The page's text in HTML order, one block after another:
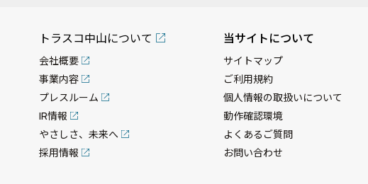
トラスコ中山について
会社概要
事業内容
プレスルーム
IR情報
やさしさ、未来へ
採用情報
当サイトについて
サイトマップ
ご利用規約
個人情報の取扱いについて
動作確認環境
よくあるご質問
お問い合わせ